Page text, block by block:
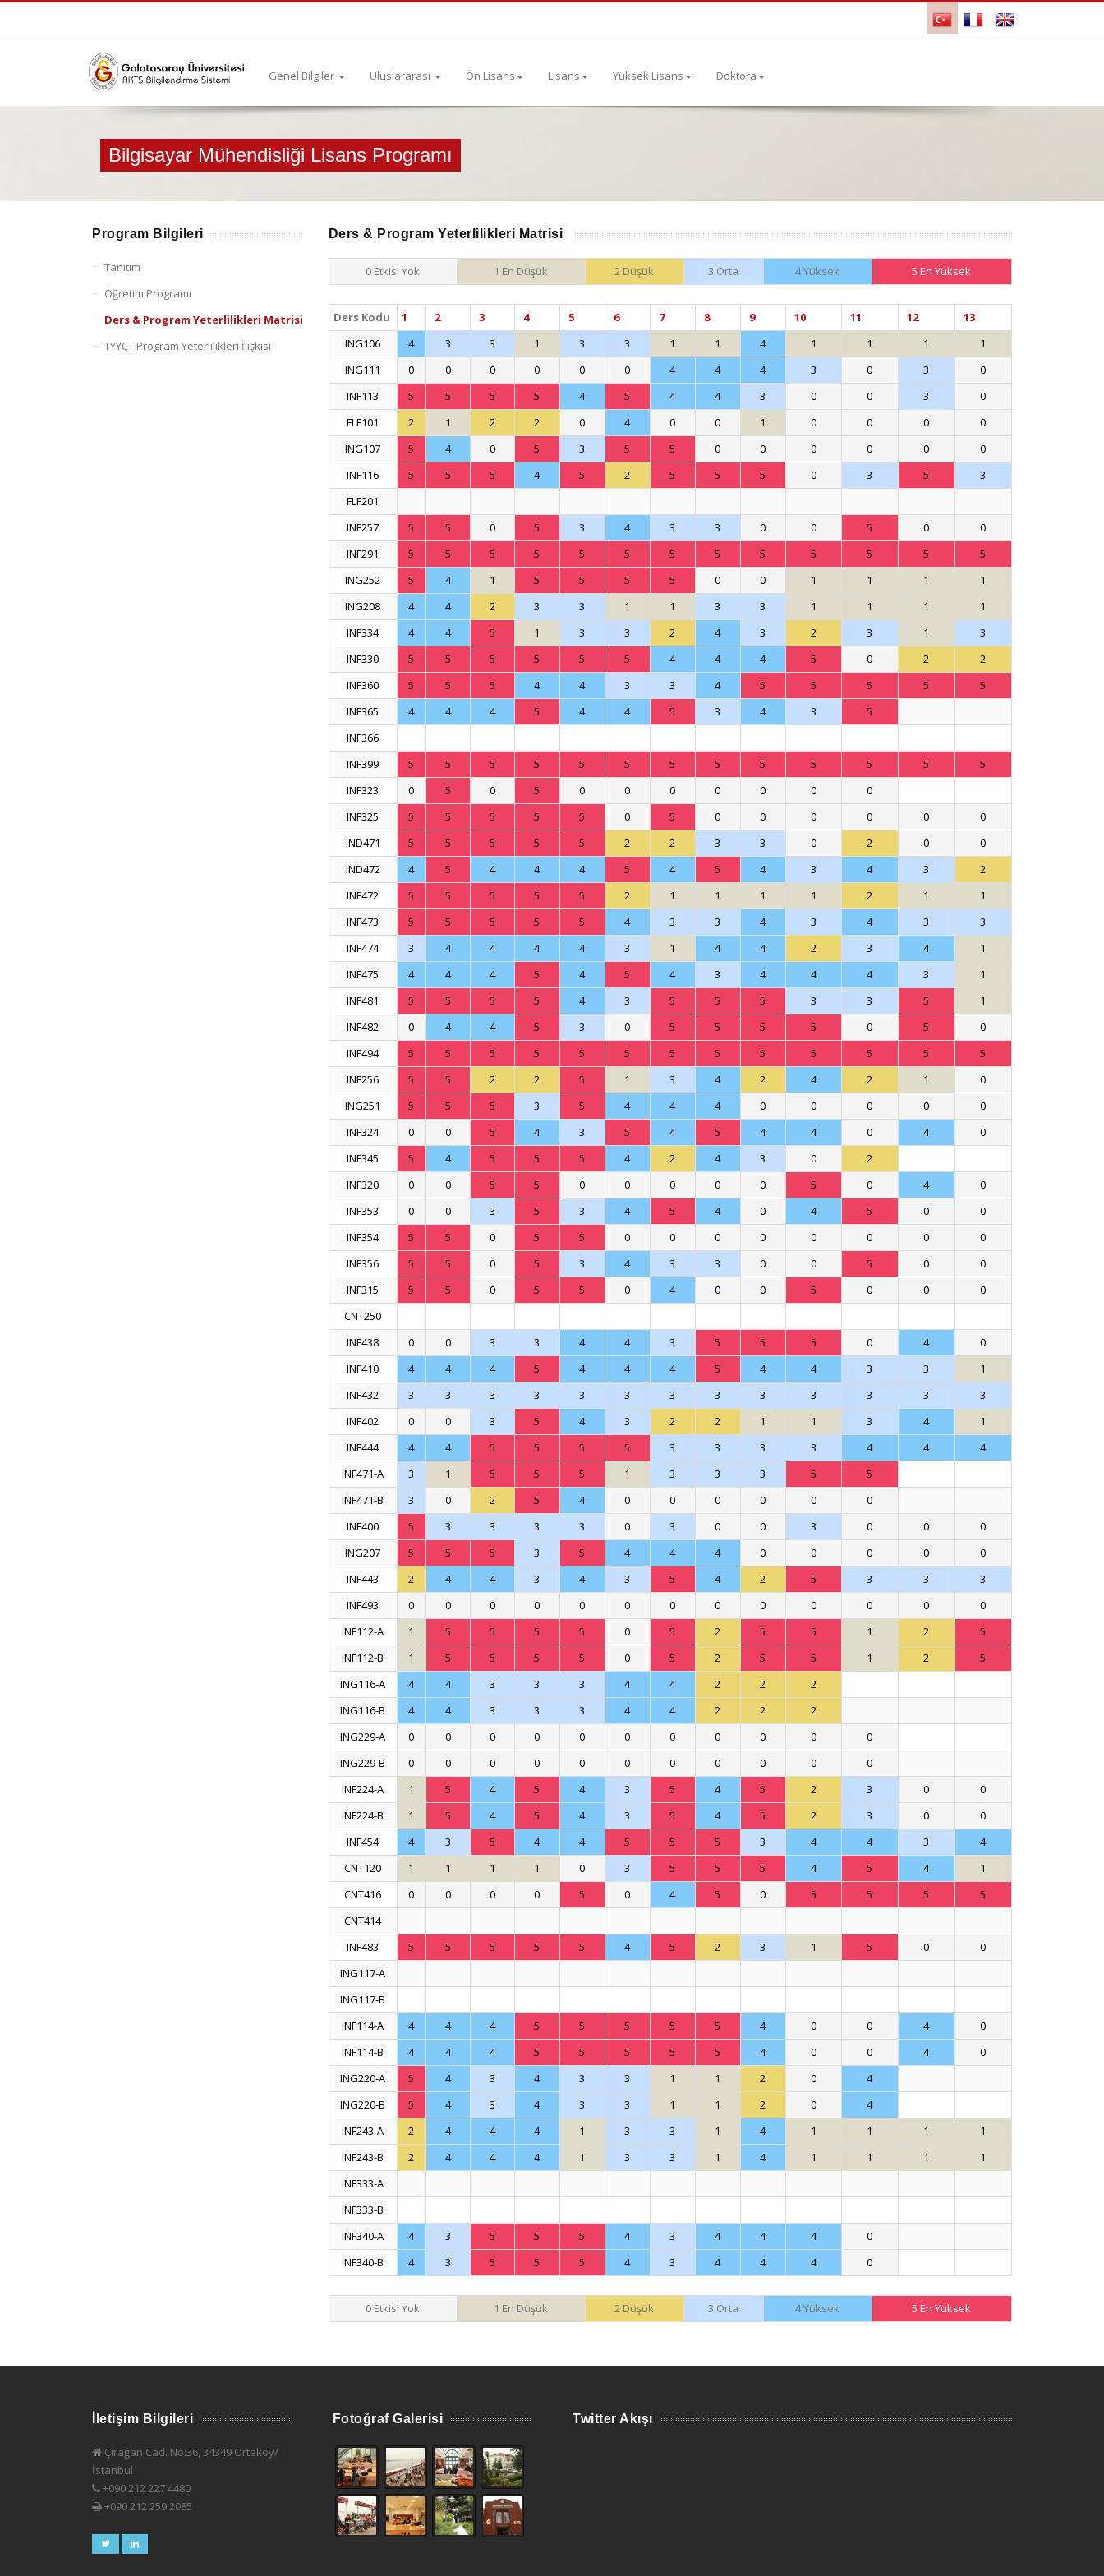
Genel Bilgiler Uluslararası Ön Lisans Lisans Yüksek Lisans Doktora
Bilgisayar Mühendisliği Lisans Programı
Program Bilgileri
Tanıtım
Öğretim Programı
Ders & Program Yeterlilikleri Matrisi
TYYÇ - Program Yeterlilikleri İlişkisi
Ders & Program Yeterlilikleri Matrisi
0 Etkisi Yok 1 En Düşük 2 Düşük 3 Orta 4 Yüksek 5 En Yüksek
Ders Kodu 1 2 3 4 5 6 7 8 9 10 11 12
13
ING106
4 3 3 1 3 3 1 1 4 1 1 1
1
ING111
0 0 0 0 0 0 4 4 4 3 0 3
0
INF113
5 5 5 5 4 5 4 4 3 0 0 3
0
FLF101
2 1 2 2 0 4 0 0 1 0 0 0
0
ING107
5 4 0 5 3 5 5 0 0 0 0 0
0
INF116
5 5 5 4 5 2 5 5 5 0 3 5
3
FLF201
INF257
5 5 0 5 3 4 3 3 0 0 5 0
0
INF291
5 5 5 5 5 5 5 5 5 5 5 5
5
ING252
5 4 1 5 5 5 5 0 0 1 1 1
1
ING208
4 4 2 3 3 1 1 3 3 1 1 1
1
INF334
4 4 5 1 3 3 2 4 3 2 3 1
3
INF330
5 5 5 5 5 5 4 4 4 5 0 2
2
INF360
5 5 5 4 4 3 3 4 5 5 5 5
5
INF365
4 4 4 5 4 4 5 3 4 3
5
INF366
INF399
5 5 5 5 5 5 5 5 5 5 5 5
5
INF323
0 5 0 5 0 0 0 0 0 0
0
INF325
5 5 5 5 5 0 5 0 0 0 0 0
0
IND471
5 5 5 5 5 2 2 3 3 0 2 0
0
IND472
4 5 4 4 4 5 4 5 4 3 4 3
2
INF472
5 5 5 5 5 2 1 1 1 1 2 1
1
INF473
5 5 5 5 5 4 3 3 4 3 4 3
3
INF474
3 4 4 4 4 3 1 4 4 2 3 4
1
INF475
4 4 4 5 4 5 4 3 4 4 4 3
1
INF481
5 5 5 5 4 3 5 5 5 3 3 5
1
INF482
0 4 4 5 3 0 5 5 5 5 0 5
0
INF494
5 5 5 5 5 5 5 5 5 5 5 5
5
INF256
5 5 2 2 5 1 3 4 2 4 2 1
0
ING251
5 5 5 3 5 4 4 4 0 0 0 0
0
INF324
0 0 5 4 3 5 4 5 4 4 0 4
0
INF345
5 4 5 5 5 4 2 4 3 0
2
INF320
0 0 5 5 0 0 0 0 0 5 0 4
0
INF353
0 0 3 5 3 4 5 4 0 4 5 0
0
INF354
5 5 0 5 5 0 0 0 0 0 0 0
0
INF356
5 5 0 5 3 4 3 3 0 0 5 0
0
INF315
5 5 0 5 5 0 4 0 0 5 0 0
0
CNT250
INF438
0 0 3 3 4 4 3 5 5 5 0 4
0
INF410
4 4 4 5 4 4 4 5 4 4 3 3
1
INF432
3 3 3 3 3 3 3 3 3 3 3 3
3
INF402
0 0 3 5 4 3 2 2 1 1 3 4
1
INF444
4 4 5 5 5 5 3 3 3 3 4 4
4
INF471-A
3 1 5 5 5 1 3 3 3 5
5
INF471-B
3 0 2 5 4 0 0 0 0 0
0
INF400
5 3 3 3 3 0 3 0 0 3 0 0
0
ING207
5 5 5 3 5 4 4 4 0 0 0 0
0
INF443
2 4 4 3 4 3 5 4 2 5 3 3
3
INF493
0 0 0 0 0 0 0 0 0 0 0 0
0
INF112-A
1 5 5 5 5 0 5 2 5 5 1 2
5
INF112-B
1 5 5 5 5 0 5 2 5 5 1 2
5
ING116-A
4 4 3 3 3 4 4 2 2
2
ING116-B
4 4 3 3 3 4 4 2 2
2
ING229-A
0 0 0 0 0 0 0 0 0 0
0
ING229-B
0 0 0 0 0 0 0 0 0 0
0
INF224-A
1 5 4 5 4 3 5 4 5 2 3 0
0
INF224-B
1 5 4 5 4 3 5 4 5 2 3 0
0
INF454
4 3 5 4 4 5 5 5 3 4 4 3
4
CNT120
1 1 1 1 0 3 5 5 5 4 5 4
1
CNT416
0 0 0 0 5 0 4 5 0 5 5 5
5
CNT414
INF483
5 5 5 5 5 4 5 2 3 1 5 0
0
ING117-A
ING117-B
INF114-A
4 4 4 5 5 5 5 5 4 0 0 4
0
INF114-B
4 4 4 5 5 5 5 5 4 0 0 4
0
ING220-A
5 4 3 4 3 3 1 1 2 0
4
ING220-B
5 4 3 4 3 3 1 1 2 0
4
INF243-A
2 4 4 4 1 3 3 1 4 1 1 1
1
INF243-B
2 4 4 4 1 3 3 1 4 1 1 1
1
INF333-A
INF333-B
INF340-A
4 3 5 5 5 4 3 4 4 4
0
INF340-B
4 3 5 5 5 4 3 4 4 4 0
0 Etkisi Yok 1 En Düşük 2 Düşük 3 Orta 4 Yüksek 5 En Yüksek
İletişim Bilgileri
Çırağan Cad. No:36, 34349 Ortaköy/
İstanbul
+090 212 227 4480
+090 212 259 2085
Fotoğraf Galerisi Twitter Akışı